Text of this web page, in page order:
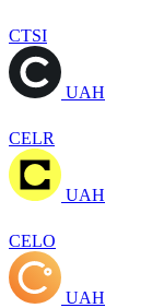
CTSI
UAH
CELR
UAH
CELO
UAH